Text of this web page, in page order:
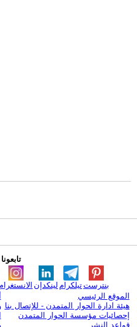
الانستغرام لينكدإن تيلكرامبنترست
الموقع الرئيسي
هيئة ادارة الحوار المتمدن - للإتصال بنا
إحصائيات مؤسسة الحوار المتمدن
قواعد النشر